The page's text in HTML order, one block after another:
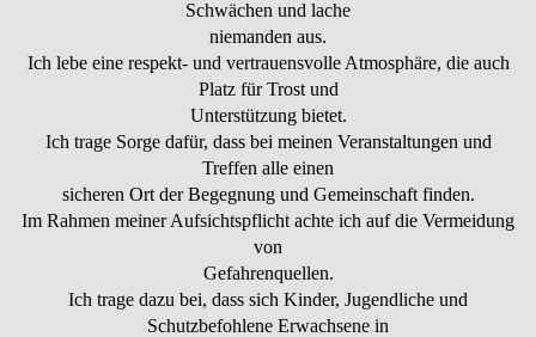
Schwächen und lache
niemanden aus.
Ich lebe eine respekt- und vertrauensvolle Atmosphäre, die auch
Platz für Trost und
Unterstützung bietet.
Ich trage Sorge dafür, dass bei meinen Veranstaltungen und
Treffen alle einen
sicheren Ort der Begegnung und Gemeinschaft finden.
Im Rahmen meiner Aufsichtspflicht achte ich auf die Vermeidung
von
Gefahrenquellen.
Ich trage dazu bei, dass sich Kinder, Jugendliche und
Schutzbefohlene Erwachsene in